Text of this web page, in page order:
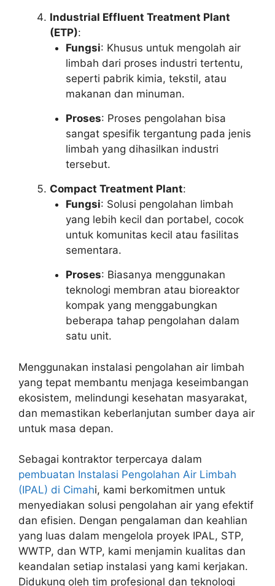
Industrial Effluent Treatment Plant
(ETP):
Fungsi: Khusus untuk mengolah air
limbah dari proses industri tertentu,
seperti pabrik kimia, tekstil, atau
makanan dan minuman.
Proses: Proses pengolahan bisa
sangat spesifik tergantung pada jenis
limbah yang dihasilkan industri
tersebut.
Compact Treatment Plant:
Fungsi: Solusi pengolahan limbah
yang lebih kecil dan portabel, cocok
untuk komunitas kecil atau fasilitas
sementara.
Proses: Biasanya menggunakan
teknologi membran atau bioreaktor
kompak yang menggabungkan
beberapa tahap pengolahan dalam
satu unit.
Menggunakan instalasi pengolahan air limbah
yang tepat membantu menjaga keseimbangan
ekosistem, melindungi kesehatan masyarakat,
dan memastikan keberlanjutan sumber daya air
untuk masa depan.
Sebagai kontraktor terpercaya dalam
pembuatan Instalasi Pengolahan Air Limbah
(IPAL) di Cimahi, kami berkomitmen untuk
menyediakan solusi pengolahan air yang efektif
dan efisien. Dengan pengalaman dan keahlian
yang luas dalam mengelola proyek IPAL, STP,
WWTP, dan WTP, kami menjamin kualitas dan
keandalan setiap instalasi yang kami kerjakan.
Didukung oleh tim profesional dan teknologi